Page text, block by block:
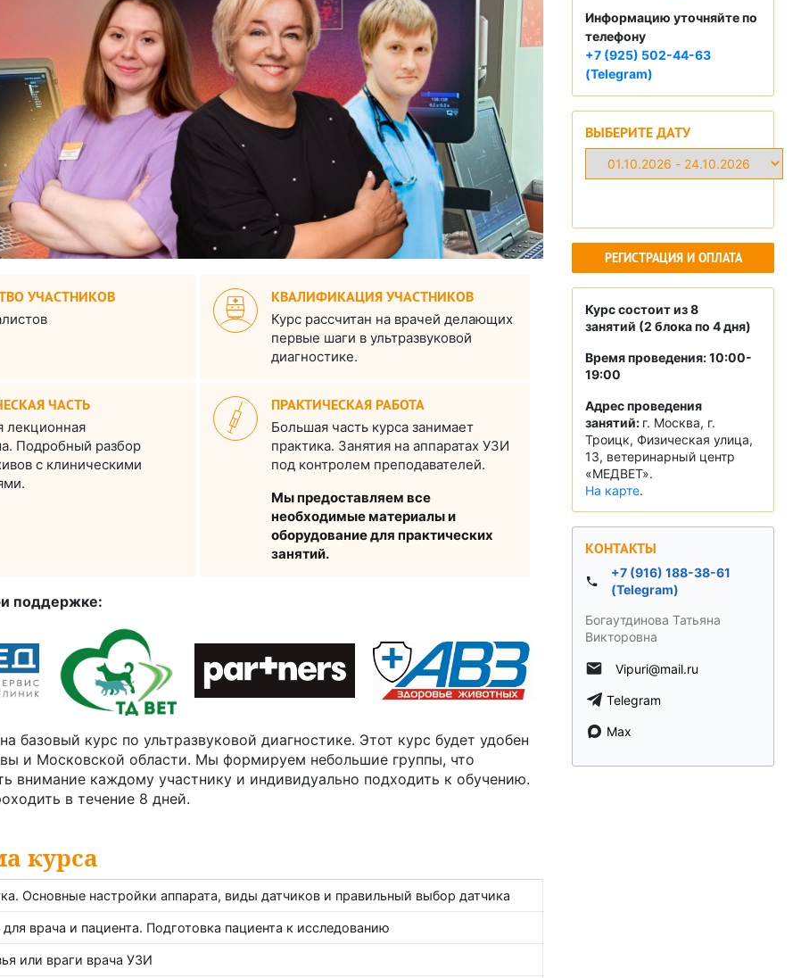
УЧАСТНИКОВ КВАЛИФИКАЦИЯ УЧАСТНИКОВ
Курс рассчитан на врачей делающих
первые шаги в ультразвуковой
диагностике.
ЧАСТЬ
лекционная
Подробный разбор
с клиническими
ПРАКТИЧЕСКАЯ РАБОТА
Большая часть курса занимает
практика. Занятия на аппаратах УЗИ
под контролем преподавателей.
Мы предоставляем все
необходимые материалы и
оборудование для практических
занятий.
поддержке:
базовый курс по ультразвуковой диагностике. Этот курс будет удобен
и Московской области. Мы формируем небольшие группы, что
внимание каждому участнику и индивидуально подходить к обучению.
в течение 8 дней.
курса
Основные настройки аппарата, виды датчиков и правильный выбор датчика
для врача и пациента. Подготовка пациента к исследованию
или враги врача УЗИ
Информацию уточняйте по
телефону
+7 (925) 502-44-63
(Telegram)
ВЫБЕРИТЕ ДАТУ
РЕГИСТРАЦИЯ И ОПЛАТА
Курс состоит из 8
занятий (2 блока по 4 дня)​
Время проведения: 10:00-
19:00
Адрес проведения
занятий: г. Москва, г.
Троицк, Физическая улица,
13, ветеринарный центр
«МЕДВЕТ».
На карте.
КОНТАКТЫ
+7 (916) 188-38-61
(Telegram)
Богаутдинова Татьяна
Викторовна
Vipuri@mail.ru
Telegram
Max